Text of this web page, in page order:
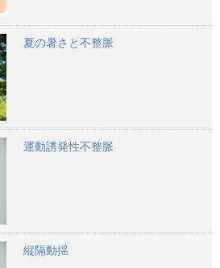
夏の暑さと不整脈
運動誘発性不整脈
縦隔動揺